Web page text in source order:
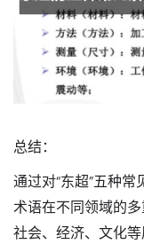
总结：
通过对“东超”五种
术语在不同领域的
社会、经济、文化